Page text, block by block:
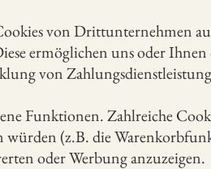
von Drittunternehmen
ermöglichen uns oder
von
Funktionen. Zahlreiche
(z.B. die
oder Werbung anzuzeigen.